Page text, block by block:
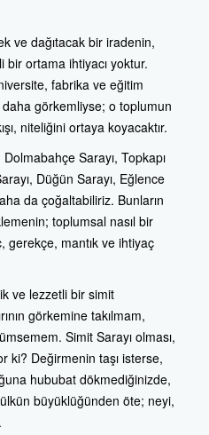
ve dağıtacak bir iradenin,
bir ortama ihtiyacı yoktur.
fabrika ve eğitim
görkemliyse; o toplumun
niteliğini ortaya koyacaktır.
Sarayı, Topkapı
Düğün Sarayı, Eğlence
da çoğaltabiliriz. Bunların
toplumsal nasıl bir
gerekçe, mantık ve ihtiyaç
ve lezzetli bir simit
görkemine takılmam,
Simit Sarayı olması,
ki? Değirmenin taşı isterse,
hububat dökmediğinizde,
büyüklüğünden öte; neyi,